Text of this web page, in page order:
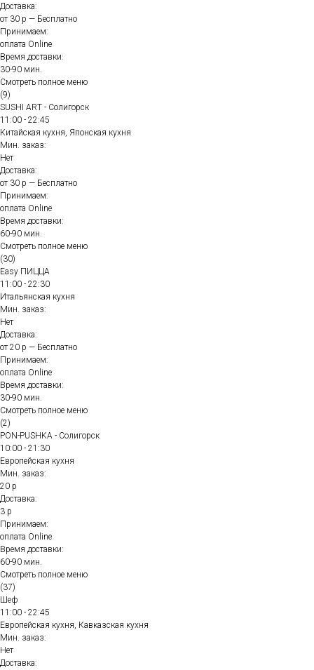
Доставка:
от 30 р — Бесплатно
Принимаем:
оплата Online
Время доставки:
30-90 мин.
Смотреть полное меню
(9)
SUSHI ART - Солигорск
11:00 - 22:45
Китайская кухня, Японская кухня
Мин. заказ:
Нет
Доставка:
от 30 р — Бесплатно
Принимаем:
оплата Online
Время доставки:
60-90 мин.
Смотреть полное меню
(30)
Easy ПИЦЦА
11:00 - 22:30
Итальянская кухня
Мин. заказ:
Нет
Доставка:
от 20 р — Бесплатно
Принимаем:
оплата Online
Время доставки:
30-90 мин.
Смотреть полное меню
(2)
PON-PUSHKA - Солигорск
10:00 - 21:30
Европейская кухня
Мин. заказ:
20 р
Доставка:
3 р
Принимаем:
оплата Online
Время доставки:
60-90 мин.
Смотреть полное меню
(37)
Шеф
11:00 - 22:45
Европейская кухня, Кавказская кухня
Мин. заказ:
Нет
Доставка: